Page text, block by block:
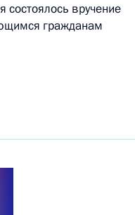
вручение
гражданам